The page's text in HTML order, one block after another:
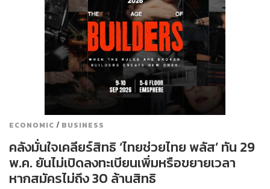
ECONOMIC / BUSINESS
คลังมั่นใจเคลียร์สิทธิ ‘ไทยช่วยไทย พลัส’ ทัน 29
พ.ค. ยันไม่เปิดลงทะเบียนเพิ่มหรือขยายเวลา
หากสมัครไม่ถึง 30 ล้านสิทธิ